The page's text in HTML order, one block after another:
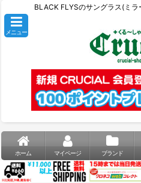
BLACK FLYSのサングラス(ミ
メニュー
ホーム マイページ ブランド